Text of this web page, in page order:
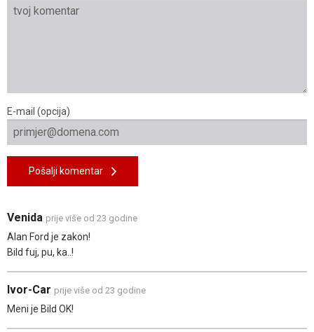
E-mail (opcija)
Pošalji komentar
Venida prije više od 23 godine
Alan Ford je zakon!
Bild fuj, pu, ka..!
Ivor-Car prije više od 23 godine
Meni je Bild OK!